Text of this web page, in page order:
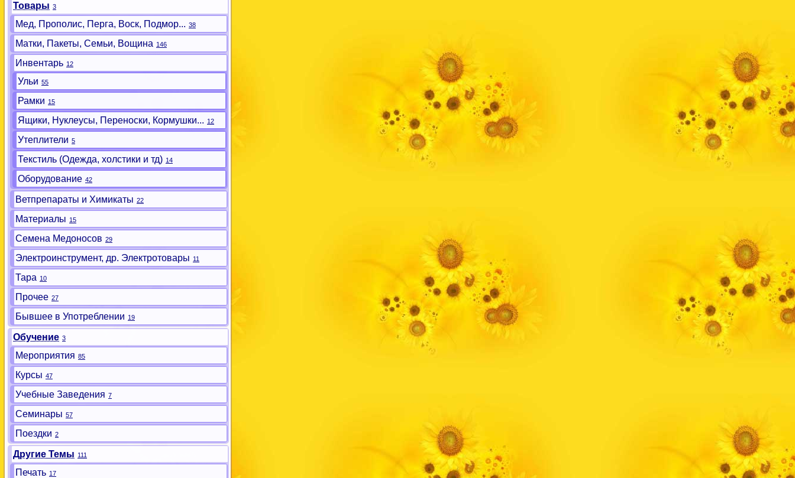
Товары 3
Мед, Прополис, Перга, Воск, Подмор... 38
Матки, Пакеты, Семьи, Вощина 146
Инвентарь 12
Ульи 55
Рамки 15
Ящики, Нуклеусы, Переноски, Кормушки... 12
Утеплители 5
Текстиль (Одежда, холстики и тд) 14
Оборудование 42
Ветпрепараты и Химикаты 22
Материалы 15
Семена Медоносов 29
Электроинструмент, др. Электротовары 11
Тара 10
Прочее 27
Бывшее в Употреблении 19
Обучение 3
Мероприятия 85
Курсы 47
Учебные Заведения 7
Семинары 57
Поездки 2
Другие Темы 111
Печать 17